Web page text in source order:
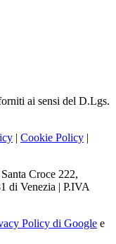
ai sensi del D.Lgs.
| Cookie Policy |
Croce 222,
di Venezia | P.IVA
Policy di Google e